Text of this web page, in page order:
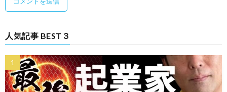
人気記事 BEST３